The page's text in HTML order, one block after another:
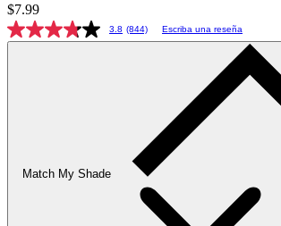
$7.99
3.8 (844) Escriba una reseña
Match My Shade